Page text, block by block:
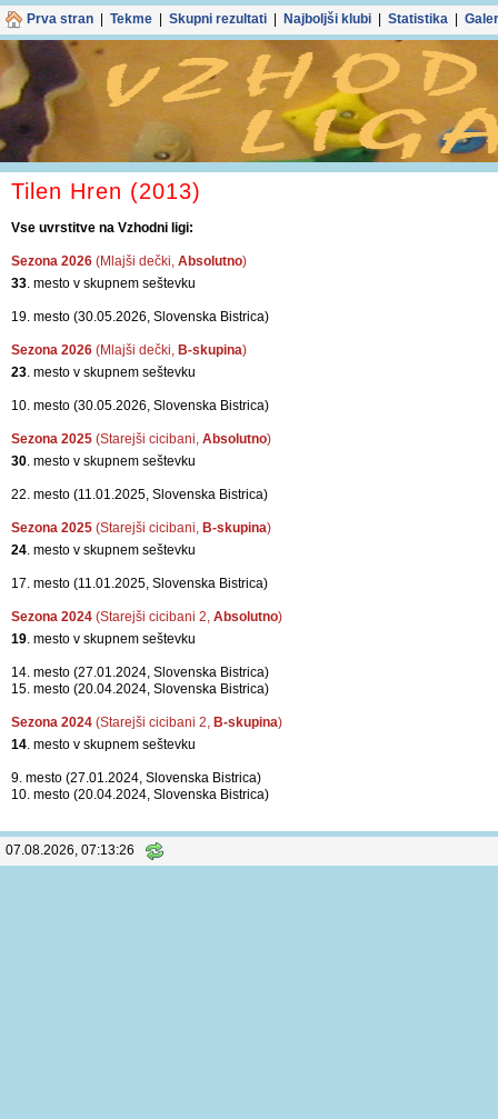
Prva stran Tekme Skupni rezultati Najboljši klubi Statistika
Tilen Hren (2013)
Vse uvrstitve na Vzhodni ligi:
Sezona 2026 (Mlajši dečki, Absolutno)
33. mesto v skupnem seštevku
19. mesto (30.05.2026, Slovenska Bistrica)
Sezona 2026 (Mlajši dečki, B-skupina)
23. mesto v skupnem seštevku
10. mesto (30.05.2026, Slovenska Bistrica)
Sezona 2025 (Starejši cicibani, Absolutno)
30. mesto v skupnem seštevku
22. mesto (11.01.2025, Slovenska Bistrica)
Sezona 2025 (Starejši cicibani, B-skupina)
24. mesto v skupnem seštevku
17. mesto (11.01.2025, Slovenska Bistrica)
Sezona 2024 (Starejši cicibani 2, Absolutno)
19. mesto v skupnem seštevku
14. mesto (27.01.2024, Slovenska Bistrica)
15. mesto (20.04.2024, Slovenska Bistrica)
Sezona 2024 (Starejši cicibani 2, B-skupina)
14. mesto v skupnem seštevku
9. mesto (27.01.2024, Slovenska Bistrica)
10. mesto (20.04.2024, Slovenska Bistrica)
07.08.2026, 07:13:26